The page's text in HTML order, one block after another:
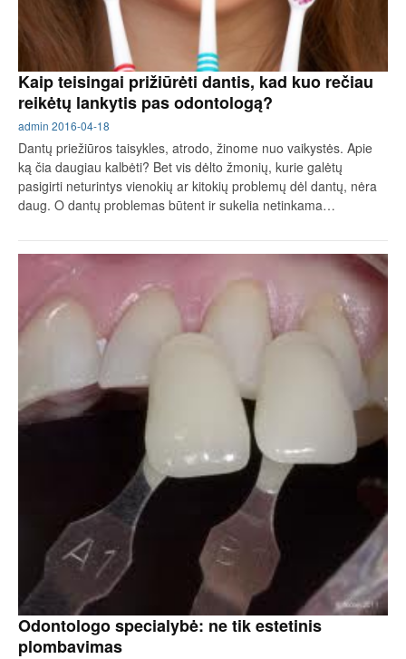
Kaip teisingai prižiūrėti dantis, kad kuo rečiau
reikėtų lankytis pas odontologą?
admin 2016-04-18
Dantų priežiūros taisykles, atrodo, žinome nuo vaikystės. Apie
ką čia daugiau kalbėti? Bet vis dėlto žmonių, kurie galėtų
pasigirti neturintys vienokių ar kitokių problemų dėl dantų, nėra
daug. O dantų problemas būtent ir sukelia netinkama…
Odontologo specialybė: ne tik estetinis
plombavimas